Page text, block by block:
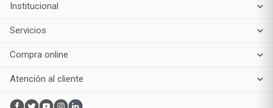
Institucional
Servicios
Compra online
Atención al cliente